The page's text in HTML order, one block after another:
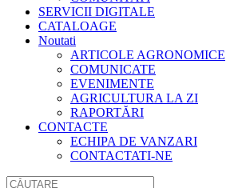
SERVICII DIGITALE
CATALOAGE
Noutati
ARTICOLE AGRONOMICE
COMUNICATE
EVENIMENTE
AGRICULTURA LA ZI
RAPORTĂRI
CONTACTE
ECHIPA DE VANZARI
CONTACTATI-NE